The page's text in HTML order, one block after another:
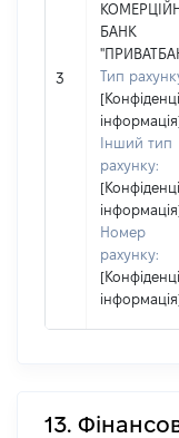
3
БАНК
Тип
Інший тип
рахунку:
Номер
рахунку:
13.